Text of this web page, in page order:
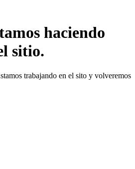
haciendo
sitio.
trabajando en el sito y volveremos